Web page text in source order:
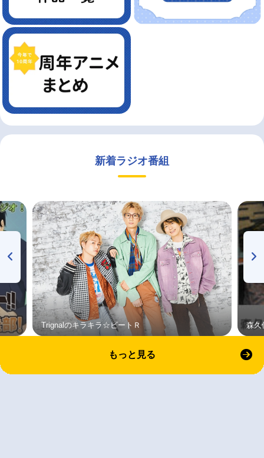
新着ラジオ番組
Trignalのキラキラ☆ビートＲ 森久
もっと見る